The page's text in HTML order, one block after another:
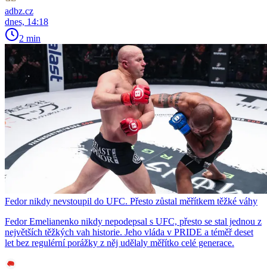
adbz.cz
dnes, 14:18
2 min
Fedor nikdy nevstoupil do UFC. Přesto zůstal měřítkem těžké váhy
Fedor Emelianenko nikdy nepodepsal s UFC, přesto se stal jednou z
největších těžkých vah historie. Jeho vláda v PRIDE a téměř deset
let bez regulérní porážky z něj udělaly měřítko celé generace.